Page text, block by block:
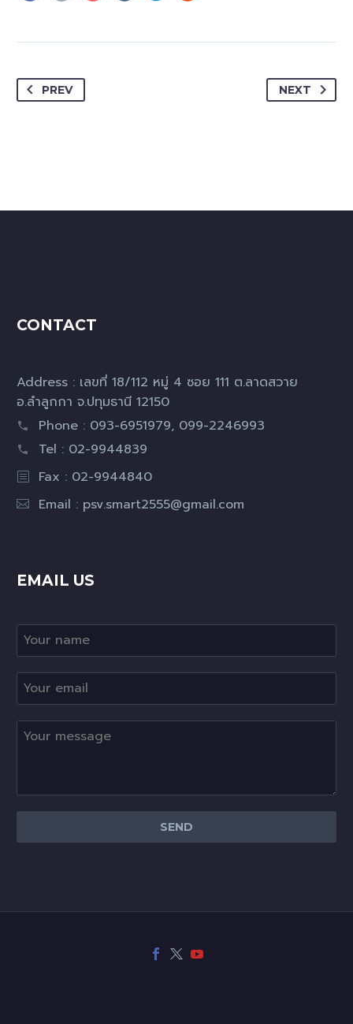
PREV NEXT
CONTACT
Address : เลขที่ 18/112 หมู่ 4 ซอย 111 ต.ลาดสวาย
อ.ลำลูกกา จ.ปทุมธานี 12150
Phone : 093-6951979, 099-2246993
Tel : 02-9944839
Fax : 02-9944840
Email : psv.smart2555@gmail.com
EMAIL US